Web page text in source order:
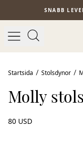
Hoppa till SNABB
Bästsäljare
Startsida Stolsdynor
Molly
80 USD